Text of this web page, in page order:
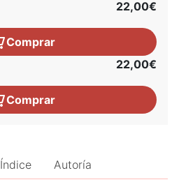
22,00€
Comprar
22,00€
Comprar
Índice Autoría